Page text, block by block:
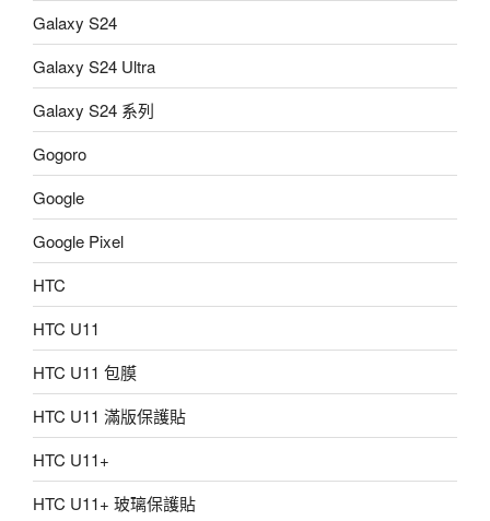
Galaxy S24
Galaxy S24 Ultra
Galaxy S24 系列
Gogoro
Google
Google Pixel
HTC
HTC U11
HTC U11 包膜
HTC U11 滿版保護貼
HTC U11+
HTC U11+ 玻璃保護貼